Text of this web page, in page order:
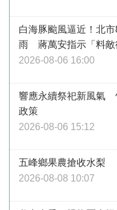
白海豚颱風逼近！北
雨 蔣萬安指示「料敵
2026-08-06 16:00
響應永續祭祀新風氣
政策
2026-08-06 15:12
五峰鄉果農搶收水梨
2026-08-08 10:07